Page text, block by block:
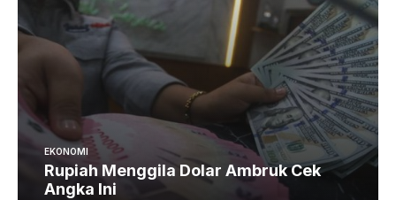
EKONOMI
Rupiah Menggila Dolar Ambruk Cek
Angka Ini